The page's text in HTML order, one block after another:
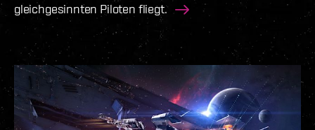
gleichgesinnten Piloten fliegt.